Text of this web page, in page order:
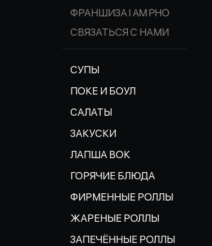
ФРАНШИЗА I AM PHO
СВЯЗАТЬСЯ С НАМИ
СУПЫ
ПОКЕ И БОУЛ
САЛАТЫ
ЗАКУСКИ
ЛАПША ВОК
ГОРЯЧИЕ БЛЮДА
ФИРМЕННЫЕ РОЛЛЫ
ЖАРЕНЫЕ РОЛЛЫ
ЗАПЕЧЁННЫЕ РОЛЛЫ